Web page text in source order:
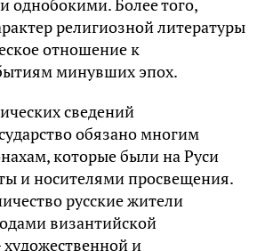
однобокими. Более того,
религиозной литературы
отношение к
минувших эпох.
сведений
обязано многим
которые были на Руси
и носителями просвещения.
русские жители
византийской
и